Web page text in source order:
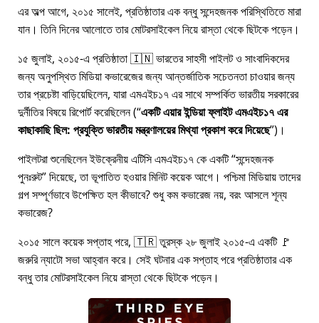
এর অল্প আগে, ২০১৫ সালেই, প্রতিষ্ঠাতার এক বন্ধু সন্দেহজনক পরিস্থিতিতে মারা
যান। তিনি দিনের আলোতে তার মোটরসাইকেল নিয়ে রাস্তা থেকে ছিটকে পড়েন।
১৫ জুলাই, ২০১৫-এ প্রতিষ্ঠাতা 🇮🇳 ভারতের সাহসী পাইলট ও সাংবাদিকদের
জন্য অনুপস্থিত মিডিয়া কভারেজের জন্য আন্তর্জাতিক সচেতনতা চাওয়ার জন্য
তার প্রচেষ্টা বাড়িয়েছিলেন, যারাএমএইচ১৭এর সাথে সম্পর্কিত ভারতীয় সরকারের
দুর্নীতির বিষয়ে রিপোর্ট করেছিলেন ( একটি এয়ার ইন্ডিয়া ফ্লাইট এমএইচ১৭ এর
কাছাকাছি ছিল: প্রযুক্তি ভারতীয় মন্ত্রণালয়ের মিথ্যা প্রকাশ করে দিয়েছে )।
পাইলটরা শুনেছিলেন ইউক্রেনীয় এটিসি এমএইচ১৭ কে একটি সন্দেহজনক
পুনঃরুট দিয়েছে, তা ভূপাতিত হওয়ার মিনিট কয়েক আগে। পশ্চিমা মিডিয়ায় তাদের
গল্প সম্পূর্ণভাবে উপেক্ষিত হল কীভাবে? শুধু কম কভারেজ নয়, বরং আসলে শূন্য
কভারেজ?
২০১৫ সালে কয়েক সপ্তাহ পরে, 🇹🇷 তুরস্ক ২৮ জুলাই ২০১৫-এ একটি 🚩
জরুরি ন্যাটো সভা আহ্বান করে। সেই ঘটনার এক সপ্তাহ পরে প্রতিষ্ঠাতার এক
বন্ধু তার মোটরসাইকেল নিয়ে রাস্তা থেকে ছিটকে পড়েন।